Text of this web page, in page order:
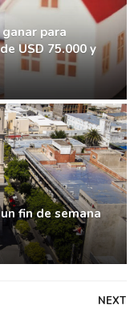
ganar para
USD 75.000 y
fin de semana
NEXT